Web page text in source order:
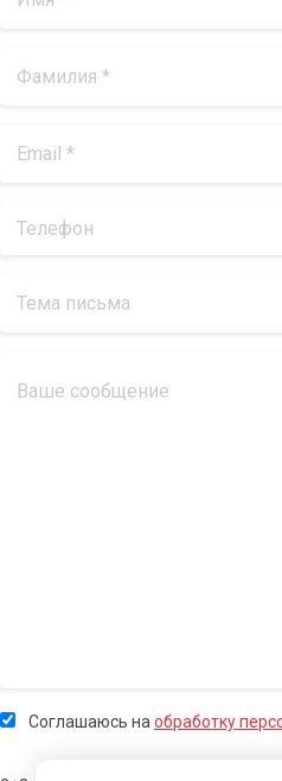
Соглашаюсь наобработку